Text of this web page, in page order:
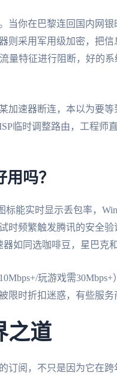
当你在巴黎连回国内网
则采用军用级加密，把
特征进行阻断，好的系
加速器断连，本以为要
临时调整路由，工程师
吗？
标能实时显示丢包率，
时频繁触发腾讯的安全
如同选咖啡豆，星巴克
玩游戏需
限时折扣迷惑，有些服务
之道
订阅，不只是因为它在